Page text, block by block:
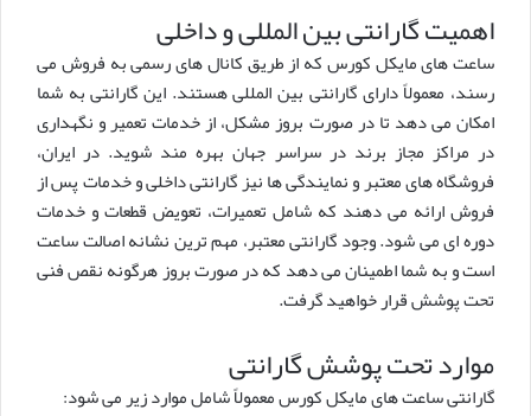
اهمیت گارانتی بین المللی و داخلی
ساعت های مایکل کورس که از طریق کانال های رسمی به فروش می
رسند، معمولاً دارای گارانتی بین المللی هستند. این گارانتی به شما
امکان می دهد تا در صورت بروز مشکل، از خدمات تعمیر و نگهداری
در مراکز مجاز برند در سراسر جهان بهره مند شوید. در ایران،
فروشگاه های معتبر و نمایندگی ها نیز گارانتی داخلی و خدمات پس از
فروش ارائه می دهند که شامل تعمیرات، تعویض قطعات و خدمات
دوره ای می شود. وجود گارانتی معتبر، مهم ترین نشانه اصالت ساعت
است و به شما اطمینان می دهد که در صورت بروز هرگونه نقص فنی
تحت پوشش قرار خواهید گرفت.
موارد تحت پوشش گارانتی
گارانتی ساعت های مایکل کورس معمولاً شامل موارد زیر می شود: